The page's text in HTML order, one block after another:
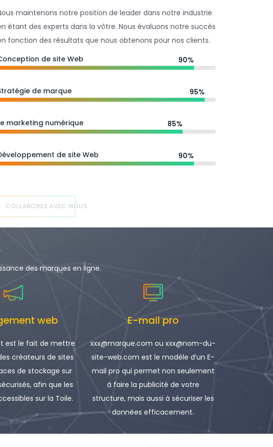
maintenons notre position de leader dans notre industrie
étant des experts dans la vôtre. Nous évaluons notre succès
fonction des résultats que nous obtenons pour nos clients.
de site Web
90%
de marque 95%
marketing numérique 85%
de site Web 90%
COLLABOREZ AVEC NOUS
des marques en ligne.
web
est le fait de mettre
créateurs de sites
de stockage sur
afin que les
sur la Toile.
E-mail pro
xxx@marque.com ou xxx@nom-du-
site-web.com est le modèle d’un E-
mail pro qui permet non seulement
à faire la publicité de votre
structure, mais aussi à sécuriser les
données efficacement.